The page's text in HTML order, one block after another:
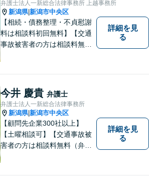
弁護士法人一新総合法律事務所 上越事務所
新潟県|新潟市中央区
【相続・債務整理・不貞慰謝
料は相談料初回無料】【交通
事故被害者の方は相談料無料
ただける弁護士になりたいと
思っています。
詳細を見
る
今井 慶貴 弁護士
弁護士法人一新総合法律事務所
新潟県|新潟市中央区
【顧問先企業300社以上】
【土曜相談可】【交通事故被
害者の方は相談料無料（弁護
災・不貞慰謝料は相談料初回
詳細を見
る